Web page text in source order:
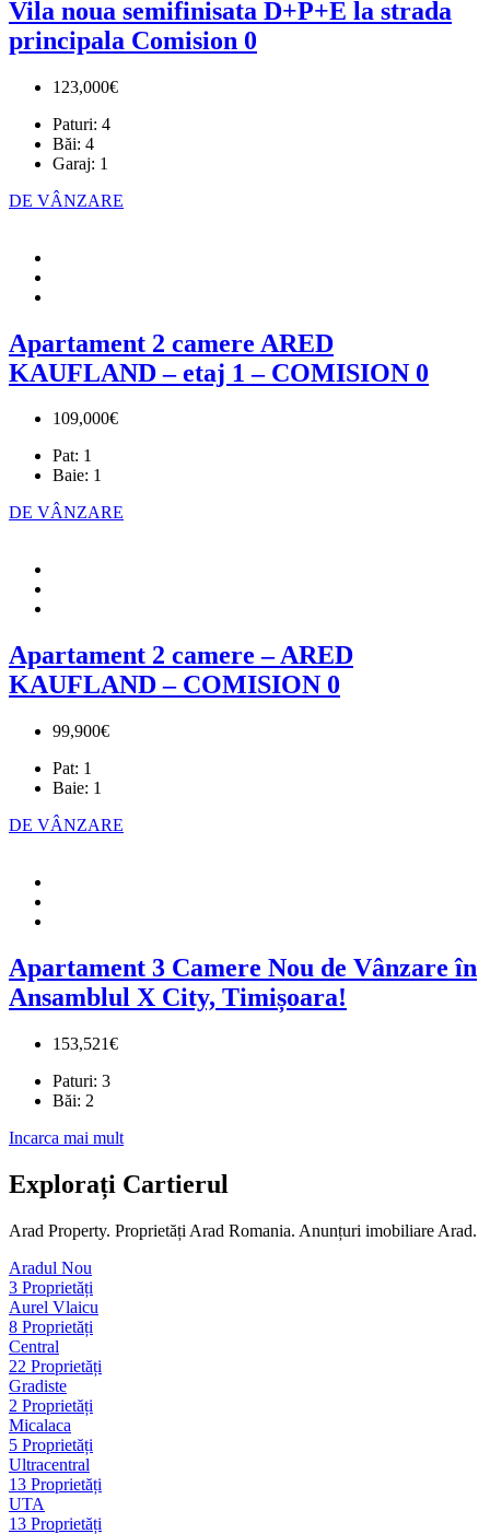
Vila noua semifinisata D+P+E la strada
principala Comision 0
123,000€
Paturi: 4
Băi: 4
Garaj: 1
DE VÂNZARE
Apartament 2 camere ARED
KAUFLAND – etaj 1 – COMISION 0
109,000€
Pat: 1
Baie: 1
DE VÂNZARE
Apartament 2 camere – ARED
KAUFLAND – COMISION 0
99,900€
Pat: 1
Baie: 1
DE VÂNZARE
Apartament 3 Camere Nou de Vânzare în
Ansamblul X City, Timișoara!
153,521€
Paturi: 3
Băi: 2
Incarca mai mult
Explorați Cartierul
Arad Property. Proprietăți Arad Romania. Anunțuri imobiliare Arad.
Aradul Nou
3 Proprietăți
Aurel Vlaicu
8 Proprietăți
Central
22 Proprietăți
Gradiste
2 Proprietăți
Micalaca
5 Proprietăți
Ultracentral
13 Proprietăți
UTA
13 Proprietăți